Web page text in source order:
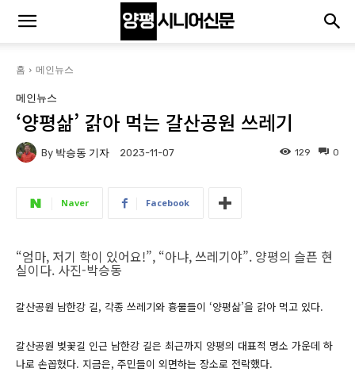
홈 메인뉴스
메인뉴스
‘양평삶’ 갉아 먹는 갈산공원 쓰레기
By 박승동 기자 2023-11-07 0
129
Naver Facebook
“엄마, 저기 학이 있어요!”, “아냐, 쓰레기야”. 양평의 슬픈 현
실이다. 사진-박승동
갈산공원 남한강 길, 각종 쓰레기와 흉물들이 ‘양평삶’을 갉아 먹고 있다.
갈산공원 벚꽃길 인근 남한강 길은 최근까지 양평의 대표적 명소 가운데 하
나로 손꼽혔다. 지금은, 주민들이 외면하는 장소로 전락했다.